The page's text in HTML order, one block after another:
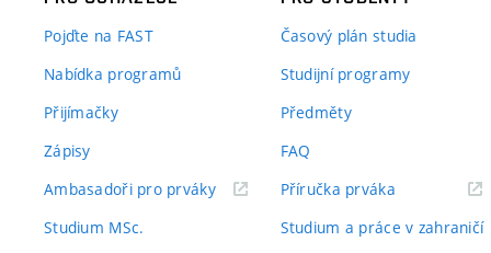
Pojďte na FAST
Nabídka programů
Přijímačky
Zápisy
Ambasadoři pro prváky(externí
Studium MSc.
Časový plán studia
Studijní programy
Předměty
FAQ
Příručka prváka(externí
Studium a práce v zahraničí